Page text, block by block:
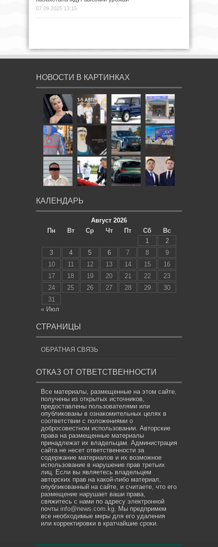
07.09.2025 13:15
НОВОСТИ В КАРТИНКАХ
КАЛЕНДАРЬ
Август 2026
Пн
Вт Ср Чт Пт Сб
Вс
1
2
3
4 5 6 7 8
9
10
11 12 13 14 15
16
17
18 19 20 21 22
23
24
25 26 27 28 29
30
31
« Июл
СТРАНИЦЫ
ОБРАТНАЯ СВЯЗЬ
ОТКАЗ ОТ ОТВЕТСТВЕННОСТИ
Все материалы, размещенные на этом сайте,
получены из открытых источников,
предоставлены пользователями или
опубликованы в ознакомительных целях в
соответствии с положениями о
добросовестном использовании. Авторские
права на размещенные материалы
принадлежат их владельцам. Администрация
сайта не несет ответственности за
содержание материалов и их возможное
использование в нарушение прав третьих
лиц. Если вы являетесь владельцем
авторских прав на какой-либо материал,
опубликованный на сайте, и считаете, что его
размещение нарушает ваши права,
свяжитесь с нами по адресу электронной
почты info@news.com.kg . Мы предпримем
все необходимые меры для его удаления
или корректировки в кратчайшие сроки.